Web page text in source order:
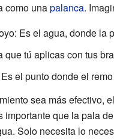
como unapalanca.
Es el agua, donde la
que tú aplicas con tus
el punto donde el
sea más efectivo,
importante que la pala
Solo necesita lo